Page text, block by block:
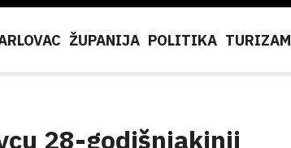
ŽUPANIJA POLITIKA TURIZAM
28-godišnjakinji